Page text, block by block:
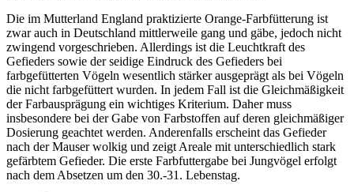
Die im Mutterland England praktizierte Orange-Farbfütterung ist
zwar auch in Deutschland mittlerweile gang und gäbe, jedoch nicht
zwingend vorgeschrieben. Allerdings ist die Leuchtkraft des
Gefieders sowie der seidige Eindruck des Gefieders bei
farbgefütterten Vögeln wesentlich stärker ausgeprägt als bei Vögeln
die nicht farbgefüttert wurden. In jedem Fall ist die Gleichmäßigkeit
der Farbausprägung ein wichtiges Kriterium. Daher muss
insbesondere bei der Gabe von Farbstoffen auf deren gleichmäßiger
Dosierung geachtet werden. Anderenfalls erscheint das Gefieder
nach der Mauser wolkig und zeigt Areale mit unterschiedlich stark
gefärbtem Gefieder. Die erste Farbfuttergabe bei Jungvögel erfolgt
nach dem Absetzen um den 30.-31. Lebenstag.